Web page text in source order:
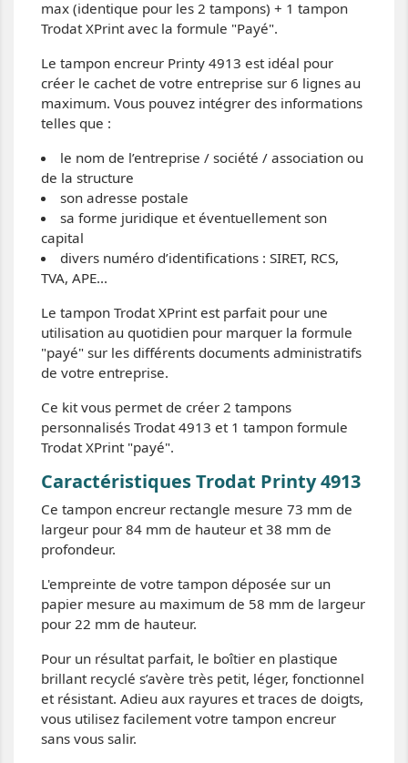
max (identique pour les 2 tampons) + 1 tampon
Trodat XPrint avec la formule "Payé".
Le tampon encreur Printy 4913 est idéal pour
créer le cachet de votre entreprise sur 6 lignes au
maximum. Vous pouvez intégrer des informations
telles que :
le nom de l’entreprise / société / association ou
de la structure
son adresse postale
sa forme juridique et éventuellement son
capital
divers numéro d’identifications : SIRET, RCS,
TVA, APE...
Le tampon Trodat XPrint est parfait pour une
utilisation au quotidien pour marquer la formule
"payé" sur les différents documents administratifs
de votre entreprise.
Ce kit vous permet de créer 2 tampons
personnalisés Trodat 4913 et 1 tampon formule
Trodat XPrint "payé".
Caractéristiques Trodat Printy 4913
Ce tampon encreur rectangle mesure 73 mm de
largeur pour 84 mm de hauteur et 38 mm de
profondeur.
L'empreinte de votre tampon déposée sur un
papier mesure au maximum de 58 mm de largeur
pour 22 mm de hauteur.
Pour un résultat parfait, le boîtier en plastique
brillant recyclé s’avère très petit, léger, fonctionnel
et résistant. Adieu aux rayures et traces de doigts,
vous utilisez facilement votre tampon encreur
sans vous salir.